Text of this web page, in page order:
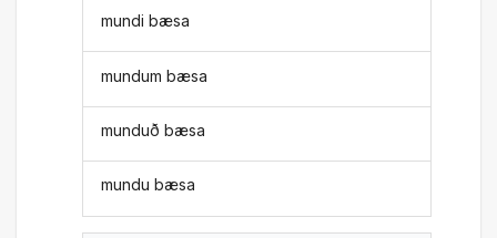
mundi bæsa
mundum bæsa
munduð bæsa
mundu bæsa